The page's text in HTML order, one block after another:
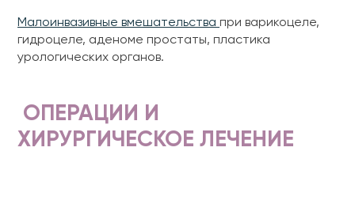
Малоинвазивные вмешательства при варикоцеле,
гидроцеле, аденоме простаты, пластика
урологических органов.
ОПЕРАЦИИ И
ХИРУРГИЧЕСКОЕ ЛЕЧЕНИЕ